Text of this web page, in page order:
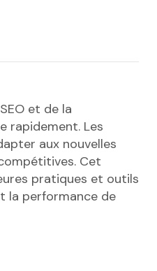
et de la
rapidement. Les
aux nouvelles
Cet
pratiques et outils
la performance de